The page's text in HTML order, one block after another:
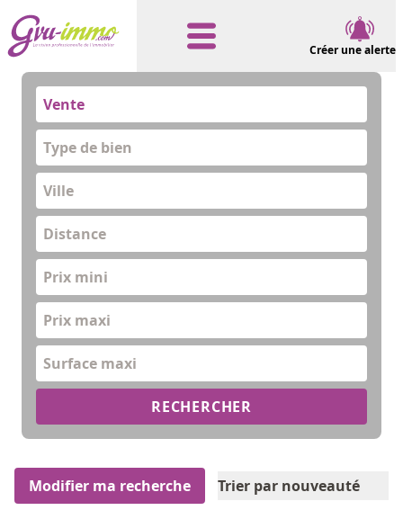
Créer une alerte
Vente
Type de bien
Distance
Prix mini
Prix maxi
Surface maxi
RECHERCHER
Modifier ma recherche Trier par nouveauté